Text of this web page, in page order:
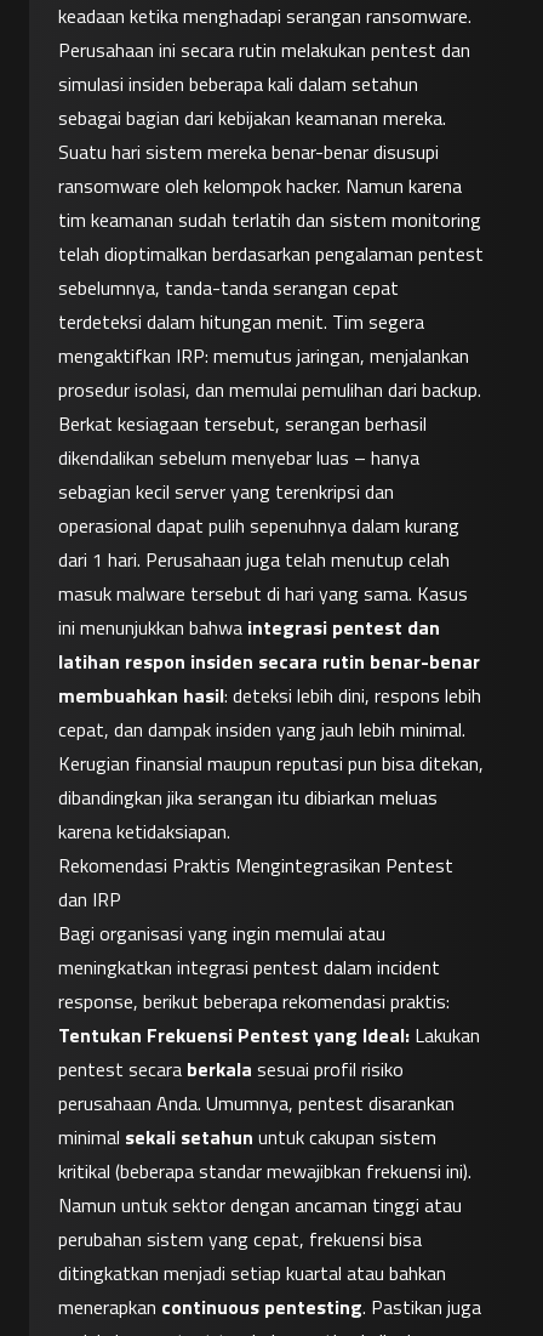
keadaan ketika menghadapi serangan ransomware.
Perusahaan ini secara rutin melakukan pentest dan
simulasi insiden beberapa kali dalam setahun
sebagai bagian dari kebijakan keamanan mereka.
Suatu hari sistem mereka benar-benar disusupi
ransomware oleh kelompok hacker. Namun karena
tim keamanan sudah terlatih dan sistem monitoring
telah dioptimalkan berdasarkan pengalaman pentest
sebelumnya, tanda-tanda serangan cepat
terdeteksi dalam hitungan menit. Tim segera
mengaktifkan IRP: memutus jaringan, menjalankan
prosedur isolasi, dan memulai pemulihan dari backup.
Berkat kesiagaan tersebut, serangan berhasil
dikendalikan sebelum menyebar luas – hanya
sebagian kecil server yang terenkripsi dan
operasional dapat pulih sepenuhnya dalam kurang
dari 1 hari. Perusahaan juga telah menutup celah
masuk malware tersebut di hari yang sama. Kasus
ini menunjukkan bahwa integrasi pentest dan
latihan respon insiden secara rutin benar-benar
membuahkan hasil: deteksi lebih dini, respons lebih
cepat, dan dampak insiden yang jauh lebih minimal.
Kerugian finansial maupun reputasi pun bisa ditekan,
dibandingkan jika serangan itu dibiarkan meluas
karena ketidaksiapan.
Rekomendasi Praktis Mengintegrasikan Pentest
dan IRP
Bagi organisasi yang ingin memulai atau
meningkatkan integrasi pentest dalam incident
response, berikut beberapa rekomendasi praktis:
Tentukan Frekuensi Pentest yang Ideal: Lakukan
pentest secara berkala sesuai profil risiko
perusahaan Anda. Umumnya, pentest disarankan
minimal sekali setahun untuk cakupan sistem
kritikal (beberapa standar mewajibkan frekuensi ini).
Namun untuk sektor dengan ancaman tinggi atau
perubahan sistem yang cepat, frekuensi bisa
ditingkatkan menjadi setiap kuartal atau bahkan
menerapkan continuous pentesting. Pastikan juga